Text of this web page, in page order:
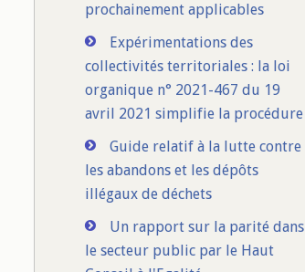
prochainement applicables
Expérimentations des
collectivités territoriales : la loi
organique n° 2021-467 du 19
avril 2021 simplifie la procédure
Guide relatif à la lutte contre
les abandons et les dépôts
illégaux de déchets
Un rapport sur la parité dans
le secteur public par le Haut